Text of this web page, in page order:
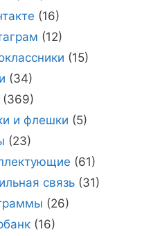
(16)
(12)
(15)
(34)
(369)
и флешки (5)
(23)
(61)
связь(31)
(26)
(16)